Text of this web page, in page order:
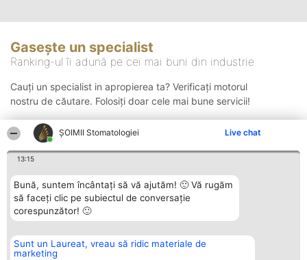
ȘOIMII Stomatologiei Live chat
13:15
Bună, suntem încântați să vă ajutăm! 🙂 Vă rugăm
să faceți clic pe subiectul de conversație
corespunzător! 🙂
Sunt un Laureat, vreau să ridic materiale de
marketing
Gasește un specialist
Ranking-ul îi adună pe cei mai buni din industrie
Cauți un specialist in apropierea ta? Verificați motorul
nostru de căutare. Folosiți doar cele mai bune servicii!
Organizator Ranking
BRIGHT SOLUTIONS BR SRL
Plebiscyt Contact